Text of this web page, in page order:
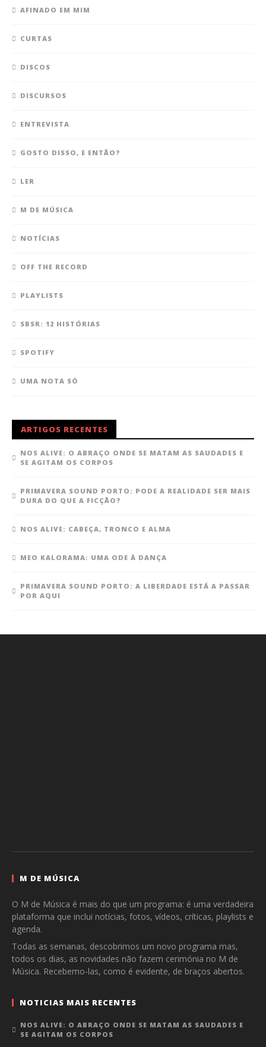
AFINADO EM MIM
CURTAS
DISCOS
DISCURSOS
ENTREVISTA
GOSTO DISSO, E ENTÃO?
LER
M DE MÚSICA
NOTÍCIAS
OFF THE RECORD
PLAYLISTS
SBSR: 12 HISTÓRIAS
SPOTIFY
UMA NOTA SÓ
ARTIGOS RECENTES
NOS ALIVE: O ABRAÇO ONDE SE MATAM AS SAUDADES E
SE AGITAM OS CORPOS
PRIMAVERA SOUND PORTO: PODE A REALIDADE SER MAIS
DURA DO QUE A FICÇÃO?
NOS ALIVE: CABEÇA, TRONCO E ALMA
MEO KALORAMA: UMA ODE À DANÇA
PRIMAVERA SOUND PORTO: A LIBERDADE ESTÁ A PASSAR
POR AQUI
M DE MÚSICA
O M de Música é mais do que um programa: é uma verdadeira
plataforma que inclui notícias, fotos, vídeos, críticas, playlists e
agenda.
Todas as semanas, descobrimos um novo programa mas,
todos os dias, as novidades não fazem cerimónia no M de
Música. Recebemo-las, como é evidente, de braços abertos.
NOTICIAS MAIS RECENTES
NOS ALIVE: O ABRAÇO ONDE SE MATAM AS SAUDADES E
SE AGITAM OS CORPOS